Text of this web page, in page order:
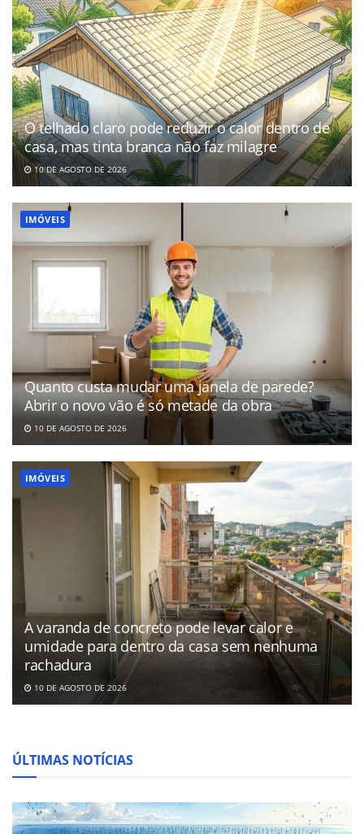
O telhado claro pode reduzir o calor dentro de
casa, mas tinta branca não faz milagre
10 DE AGOSTO DE 2026
IMÓVEIS
Quanto custa mudar uma janela de parede?
Abrir o novo vão é só metade da obra
10 DE AGOSTO DE 2026
IMÓVEIS
A varanda de concreto pode levar calor e
umidade para dentro da casa sem nenhuma
rachadura
10 DE AGOSTO DE 2026
ÚLTIMAS NOTÍCIAS